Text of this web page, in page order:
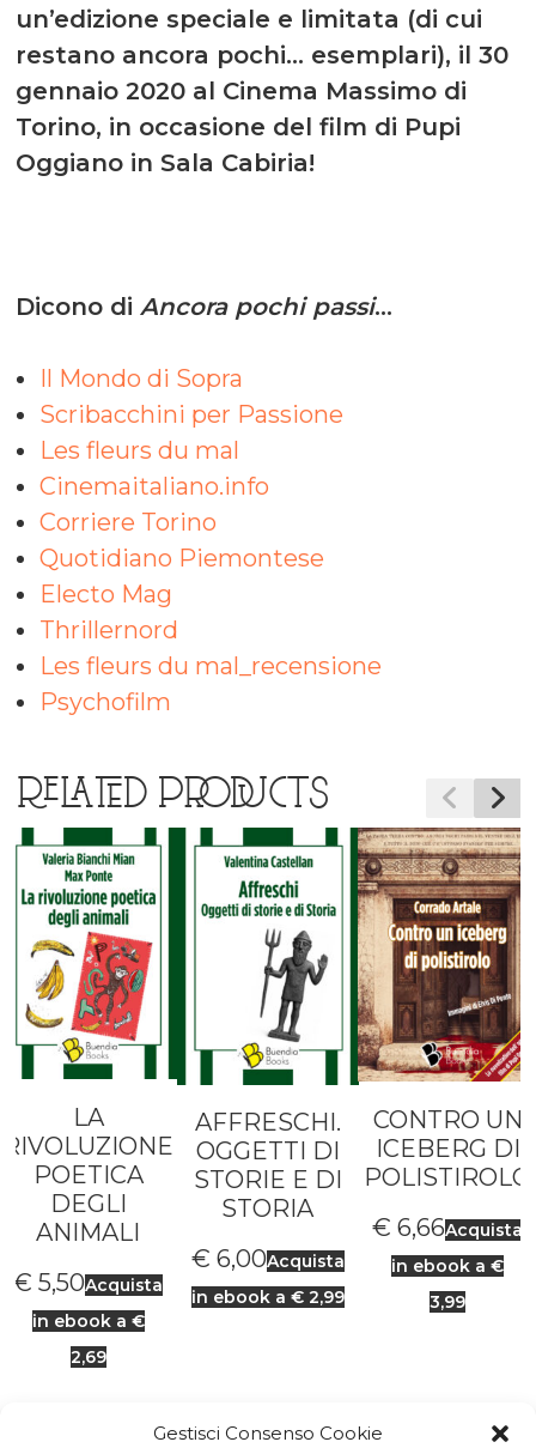
Gestisci Consenso Cookie
un’edizione speciale e limitata (di cui
restano ancora pochi… esemplari), il 30
gennaio 2020 al Cinema Massimo di
Torino, in occasione del film di Pupi
Oggiano in Sala Cabiria!
Dicono diAncora pochi passi…
Il Mondo di Sopra
Scribacchini per Passione
Les fleurs du mal
Cinemaitaliano.info
Corriere Torino
Quotidiano Piemontese
Electo Mag
Thrillernord
Les fleurs du mal_recensione
Psychofilm
RELATED PRODUCTS
LA
RIVOLUZIONE
POETICA
DEGLI
ANIMALI
€ 5,50Acquista
in ebook a €
2,69
AFFRESCHI.
OGGETTI DI
STORIE E DI
STORIA
€ 6,00Acquista
in ebook a € 2,99
CONTRO UN
ICEBERG DI
POLISTIROLO
€ 6,66Acquista
in ebook a €
3,99